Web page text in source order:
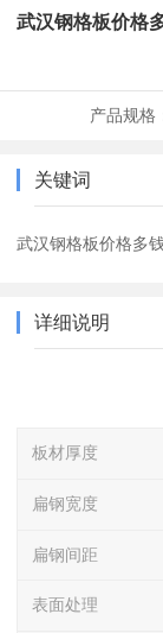
武汉钢格板价格
产品规格
关键词
武汉钢格板价格多
详细说明
板材厚度
扁钢宽度
扁钢间距
表面处理